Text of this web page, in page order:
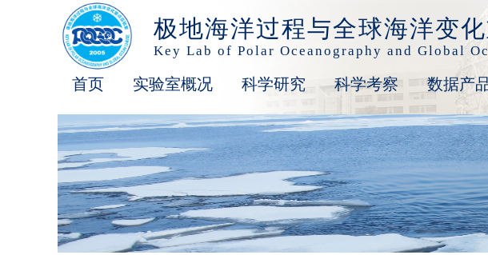
极地海洋过程与全球海洋变
Key Lab of Polar Oceanography and Global
首页 实验室概况 科学研究 科学考察 数据产